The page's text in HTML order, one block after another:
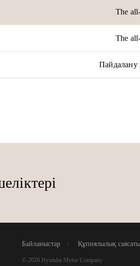
The
The
Пайдалану
Байланыстар Құпиялылық саясаты
© 2026 Hyundai Motor Company